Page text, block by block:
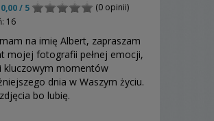
0,00 / 5
(0 opinii)
16
na imię Albert, zapraszam
mojej fotografii pełnej emocji,
kluczowym momentów
dnia w Waszym życiu.
bo lubię.